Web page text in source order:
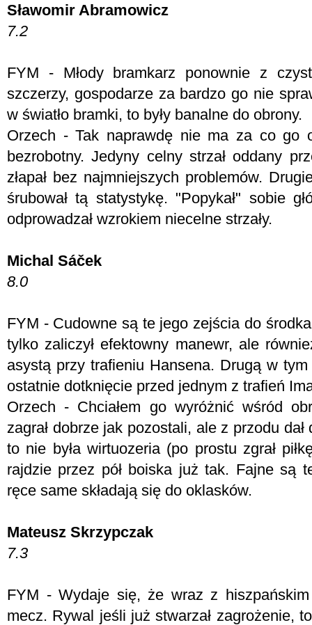
Sławomir Abramowicz
7.2
FYM - Młody bramkarz ponownie z
szczerzy, gospodarze za bardzo go nie
w światło bramki, to były banalne do obrony.
Orzech - Tak naprawdę nie ma za co go
bezrobotny. Jedyny celny strzał oddany
złapał bez najmniejszych problemów.
śrubował tą statystykę. "Popykał" sobie
odprowadzał wzrokiem niecelne strzały.
Michal Sáček
8.0
FYM - Cudowne są te jego zejścia do
tylko zaliczył efektowny manewr, ale
asystą przy trafieniu Hansena. Drugą w
ostatnie dotknięcie przed jednym z trafień
Orzech - Chciałem go wyróżnić wśród
zagrał dobrze jak pozostali, ale z przodu
to nie była wirtuozeria (po prostu zgrał
rajdzie przez pół boiska już tak. Fajne są
ręce same składają się do oklasków.
Mateusz Skrzypczak
7.3
FYM -Wydaje się, że wraz z
mecz. Rywal jeśli już stwarzał zagrożenie,